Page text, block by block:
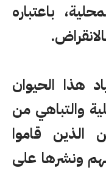
باعتباره
هذا الحيوان
والتباهي من
الذين قاموا
ونشرها على